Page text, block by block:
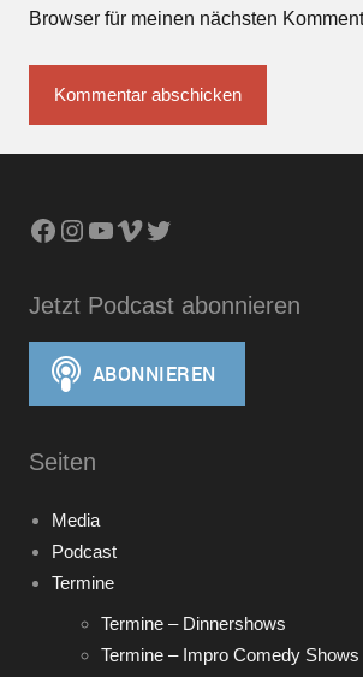
Browser für meinen nächsten
Facebook
Instagram
YouTube
VimeoTwitter
Jetzt Podcast abonnieren
Seiten
Media
Podcast
Termine
Termine – Dinnershows
Termine – Impro Comedy Shows